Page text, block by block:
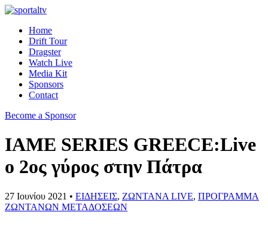
Home
Drift Tour
Dragster
Watch Live
Media Kit
Sponsors
Contact
Become a Sponsor
IAME SERIES GREECE:Live
o 2ος γύρος στην Πάτρα
27 Ιουνίου 2021 • ΕΙΔΗΣΕΙΣ, ΖΩΝΤΑΝΑ LIVE, ΠΡΟΓΡΑΜΜΑ
ΖΩΝΤΑΝΩΝ ΜΕΤΑΔΟΣΕΩΝ